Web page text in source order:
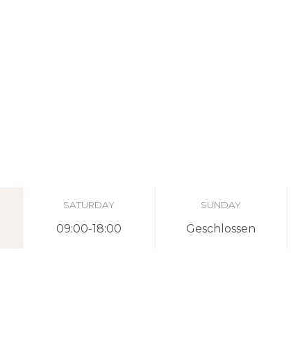
SATURDAY
09:00-18:00
SUNDAY
Geschlossen